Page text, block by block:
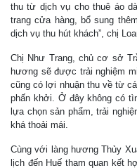
thu từ dịch vụ cho thuê áo
trang cửa hàng, bổ sung
dịch vụ thu hút khách”, chị
Chị Như Trang, chủ cơ sở
hương sẽ được trải nghiệm
cũng có lợi nhuận thu về từ
phấn khởi. Ở đây không có
lựa chọn sản phẩm, trải
khá thoải mái.
Cùng với làng hương Thủy
lịch đến Huế tham quan kết